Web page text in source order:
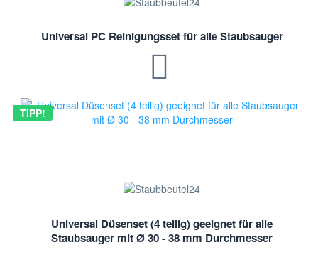
Universal PC Reinigungsset für alle Staubsauger
TIPP!
Universal Düsenset (4 teilig) geeignet für alle
Staubsauger mit Ø 30 - 38 mm Durchmesser